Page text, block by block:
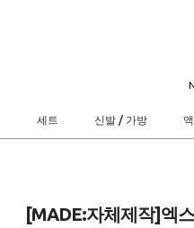
세트 신발 / 가방
[MADE:자체제작]엑